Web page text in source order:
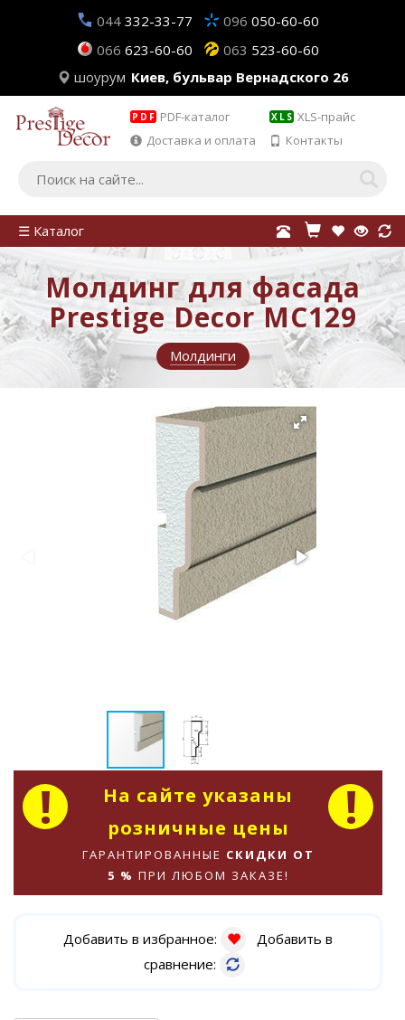
044 332-33-77 096 050-60-60
066 623-60-60 063 523-60-60
шоурум Киев, бульвар Вернадского 26
PDF PDF-каталог XLS XLS-прайс
Доставка и оплата
Контакты
☰ Каталог
Молдинг для фасада
Prestige Decor MC129
Молдинги
На сайте указаны
розничные цены
ГАРАНТИРОВАННЫЕ СКИДКИ ОТ
5 % ПРИ ЛЮБОМ ЗАКАЗЕ!
Добавить в избранное:
Добавить в
сравнение: